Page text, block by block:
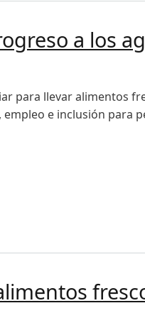
a los
para llevar alimentos
e inclusión para